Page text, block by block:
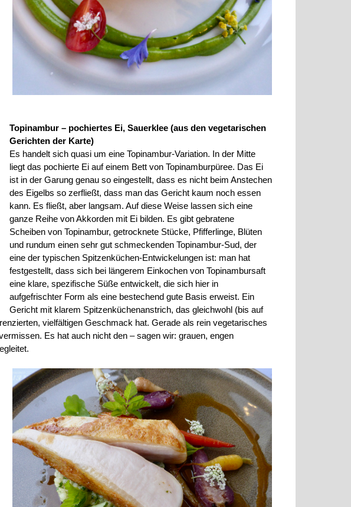
Topinambur – pochiertes Ei, Sauerklee (aus den vegetarischen
Gerichten der Karte)
Es handelt sich quasi um eine Topinambur-Variation. In der Mitte
liegt das pochierte Ei auf einem Bett von Topinamburpüree. Das Ei
ist in der Garung genau so eingestellt, dass es nicht beim Anstechen
des Eigelbs so zerfließt, dass man das Gericht kaum noch essen
kann. Es fließt, aber langsam. Auf diese Weise lassen sich eine
ganze Reihe von Akkorden mit Ei bilden. Es gibt gebratene
Scheiben von Topinambur, getrocknete Stücke, Pfifferlinge, Blüten
und rundum einen sehr gut schmeckenden Topinambur-Sud, der
eine der typischen Spitzenküchen-Entwickelungen ist: man hat
festgestellt, dass sich bei längerem Einkochen von Topinambursaft
eine klare, spezifische Süße entwickelt, die sich hier in
aufgefrischter Form als eine bestechend gute Basis erweist. Ein
Gericht mit klarem Spitzenküchenanstrich, das gleichwohl (bis auf
vielfältigen Geschmack hat. Gerade als rein vegetarisches
Es hat auch nicht den – sagen wir: grauen, engen